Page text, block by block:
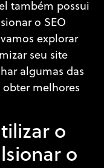
também possui
o SEO
explorar
seu site
algumas das
obter melhores
o
o